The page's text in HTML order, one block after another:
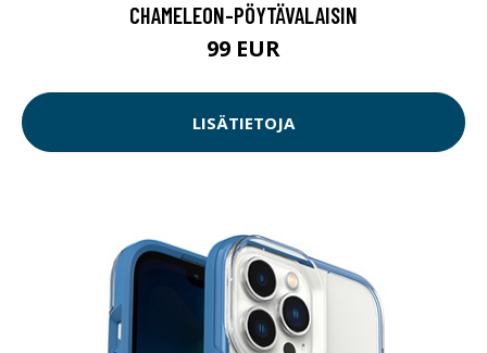
CHAMELEON-PÖYTÄVALAISIN
99 EUR
LISÄTIETOJA